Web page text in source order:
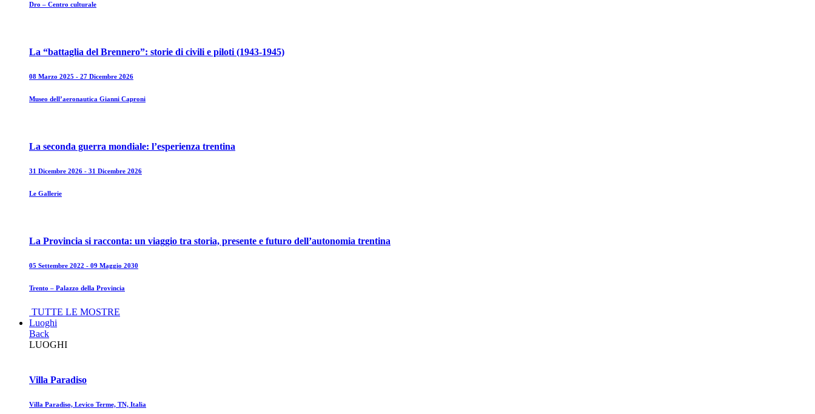
Dro – Centro culturale
La “battaglia del Brennero”: storie di civili e piloti (1943-1945)
08 Marzo 2025 - 27 Dicembre 2026
Museo dell’aeronautica Gianni Caproni
La seconda guerra mondiale: l’esperienza trentina
31 Dicembre 2026 - 31 Dicembre 2026
Le Gallerie
La Provincia si racconta: un viaggio tra storia, presente e futuro dell’autonomia trentina
05 Settembre 2022 - 09 Maggio 2030
Trento – Palazzo della Provincia
TUTTE LE MOSTRE
Luoghi
Back
LUOGHI
Villa Paradiso
Villa Paradiso, Levico Terme, TN, Italia